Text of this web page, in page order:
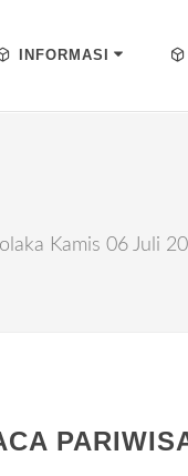
INFORMASI
Kamis 06 Juli